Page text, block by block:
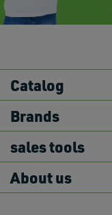
Catalog
Brands
sales tools
About us